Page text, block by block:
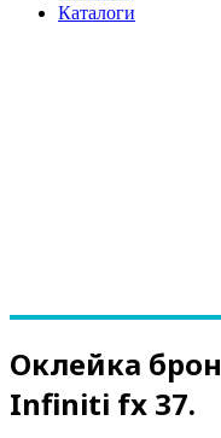
Каталоги
Оклейка
Infiniti fx 37.